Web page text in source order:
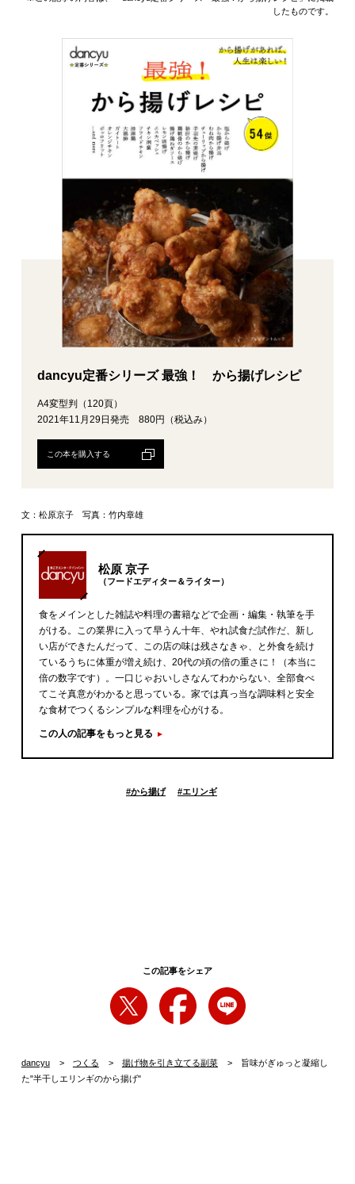
したものです。
dancyu定番シリーズ 最強！ から揚げレシピ
A4変型判（120頁）
2021年11月29日発売 880円（税込み）
この本を購入する
文：松原京子 写真：竹内章雄
松原 京子
（フードエディター＆ライター）
食をメインとした雑誌や料理の書籍などで企画・編集・執筆を手
がける。この業界に入って早うん十年、やれ試食だ試作だ、新し
い店ができたんだって、この店の味は残さなきゃ、と外食を続け
ているうちに体重が増え続け、20代の頃の倍の重さに！（本当に
倍の数字です）。一口じゃおいしさなんてわからない、全部食べ
てこそ真意がわかると思っている。家では真っ当な調味料と安全
な食材でつくるシンプルな料理を心がける。
この人の記事をもっと見る
#から揚げ #エリンギ
この記事をシェア
dancyu つくる 揚げ物を引き立てる副菜
旨味がぎゅっと凝縮し
た"半干しエリンギのから揚げ"